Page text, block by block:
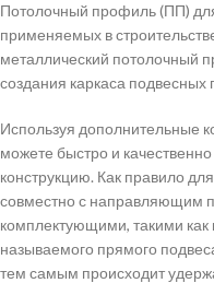
Потолочный профиль (ПП)
применяемых в
металлический потолочный
создания каркаса подвесных
Используя дополнительные
можете быстро и
конструкцию. Как правило
совместно с направляющим
комплектующими, такими как
называемого прямого
тем самым происходит